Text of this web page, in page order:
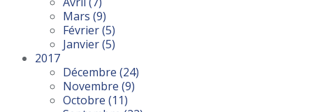
Mars (9)
Février(5)
Janvier(5)
2017
Décembre (24)
Novembre (9)
Octobre (11)